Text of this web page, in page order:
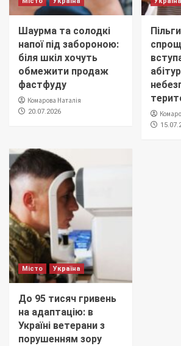
Шаурма та солодкі
напої під забороною:
біля шкіл хочуть
обмежити продаж
фастфуду
Комарова Наталія
20.07.2026
Місто Україна
До 95 тисяч гривень
на адаптацію: в
Україні ветерани з
порушенням зору